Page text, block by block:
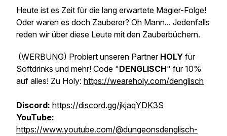
Heute ist es Zeit für die lang erwartete Magier-Folge!
Oder waren es doch Zauberer? Oh Mann... Jedenfalls
reden wir über diese Leute mit den Zauberbüchern.
(WERBUNG) Probiert unseren Partner HOLY für
Softdrinks und mehr! Code "DENGLISCH" für 10%
auf alles! Zu Holy: https://weareholy.com/denglisch
Discord: https://discord.gg/jkjaqYDK3S
YouTube:
https://www.youtube.com/@dungeonsdenglisch-